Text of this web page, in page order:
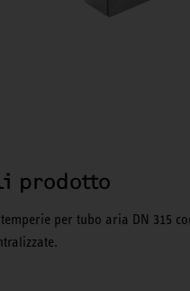
prodotto
per tubo aria DN 315